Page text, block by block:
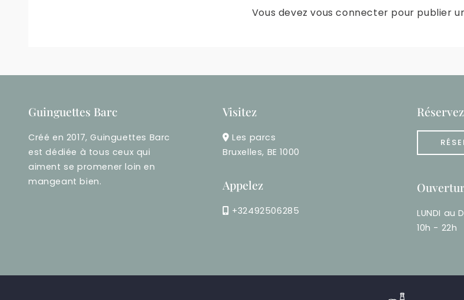
Vous devezvous connecter pour publier
Guinguettes Barc
Créé en 2017, Guinguettes Barc
est dédiée à tous ceux qui
aiment se promener loin en
mangeant bien.
Visitez
Les parcs
Bruxelles, BE 1000
Appelez
+32492506285
Réservez
LUNDI au
10h - 22h